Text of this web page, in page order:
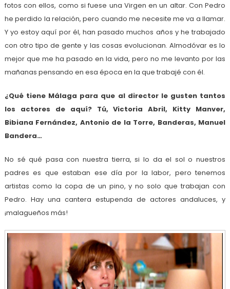
fotos con ellos, como si fuese una Virgen en un altar. Con Pedro
he perdido la relación, pero cuando me necesite me va a llamar.
Y yo estoy aquí por él, han pasado muchos años y he trabajado
con otro tipo de gente y las cosas evolucionan. Almodóvar es lo
mejor que me ha pasado en la vida, pero no me levanto por las
mañanas pensando en esa época en la que trabajé con él.
¿Qué tiene Málaga para que al director le gusten tantos
los actores de aquí? Tú, Victoria Abril, Kitty Manver,
Bibiana Fernández, Antonio de la Torre, Banderas, Manuel
Bandera…
No sé qué pasa con nuestra tierra, si lo da el sol o nuestros
padres es que estaban ese día por la labor, pero tenemos
artistas como la copa de un pino, y no solo que trabajan con
Pedro. Hay una cantera estupenda de actores andaluces, y
¡malagueños más!